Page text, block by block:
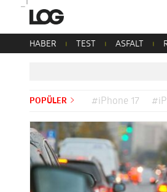
HABER TEST ASFALT
POPÜLER #iPhone 17